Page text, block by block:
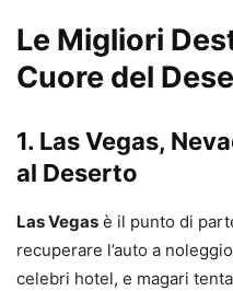
Le Migliori
Cuore del
1. Las Vegas,
al Deserto
Las Vegas è il punto di
recuperare l’auto a
celebri hotel, e magari